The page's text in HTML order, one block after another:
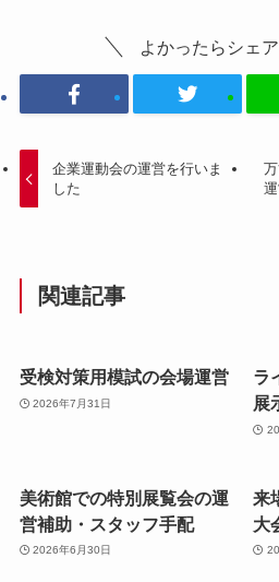
よかったらシェ
企業運動会の運営を行いま
した
関連記事
受検対策用模試の会場運営
2026年7月31日
ラ
展
美術館での特別展覧会の運
営補助・スタッフ手配
2026年6月30日
来
大